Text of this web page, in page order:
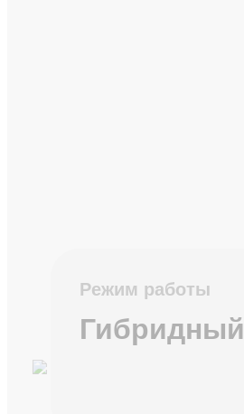
Режим работы
Гибридный